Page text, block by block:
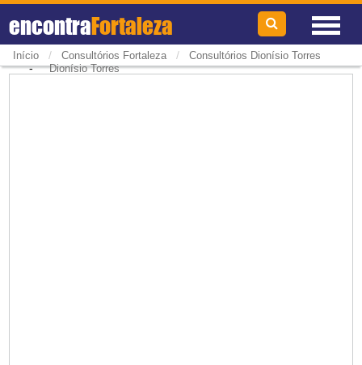
encontraFortaleza
Início / Consultórios Fortaleza / Consultórios Dionísio Torres
-Dionísio Torres